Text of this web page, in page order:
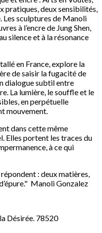
pratiques, deux sensibilités,
Les sculptures de Manoli
à l’encre de Jung Shen,
silence et à la résonance
en France, explore la
de saisir la fugacité de
dialogue subtil entre
La lumière, le souffle et le
en perpétuelle
mouvement.
dans cette même
Elles portent les traces du
à ce qui
: deux matières,
Manoli Gonzalez
Désirée. 78520